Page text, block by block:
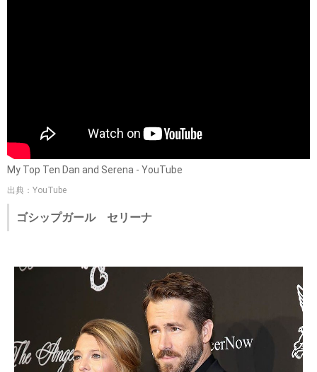
My Top Ten Dan and Serena - YouTube
出典：YouTube
ゴシップガール セリーナ